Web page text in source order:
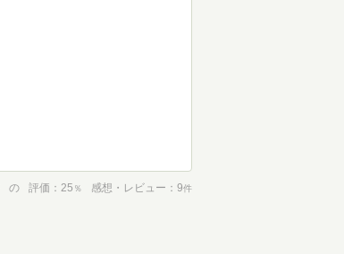
の 評価 25 ％ 感想・レビュー 9件